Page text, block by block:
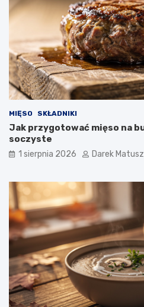
MIĘSO SKŁADNIKI
Jak przygotować mięso na
soczyste
1 sierpnia 2026 Darek